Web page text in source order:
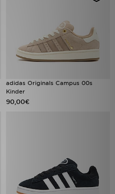
adidas Originals Campus 00s
Kinder
90,00€